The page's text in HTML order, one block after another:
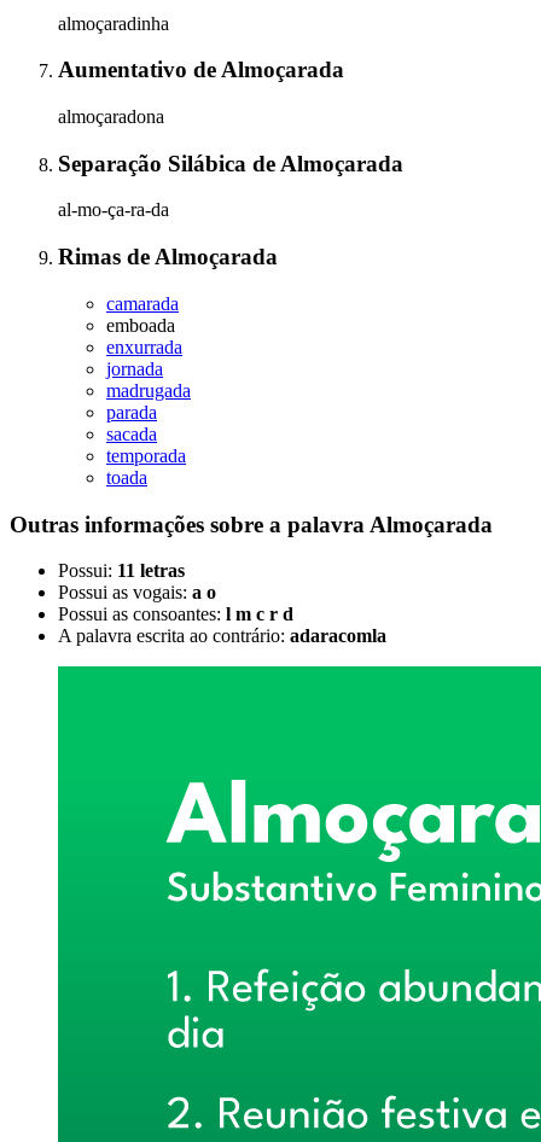
almoçaradinha
Aumentativo deAlmoçarada
almoçaradona
Separação Silábica de Almoçarada
al-mo-ça-ra-da
Rimas de Almoçarada
camarada
emboada
enxurrada
jornada
madrugada
parada
sacada
temporada
toada
Outras informações sobre a palavra Almoçarada
Possui: 11 letras
Possui as vogais: a o
Possui as consoantes: l m c r d
A palavra escrita ao contrário: adaracomla